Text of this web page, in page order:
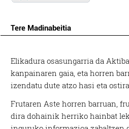
Tere Madinabeitia
Elikadura osasungarria da
kanpainaren gaia, eta horren
izendatu dute atzo hasi eta
Frutaren Aste horren barruan,
dira dohainik herriko hainbat